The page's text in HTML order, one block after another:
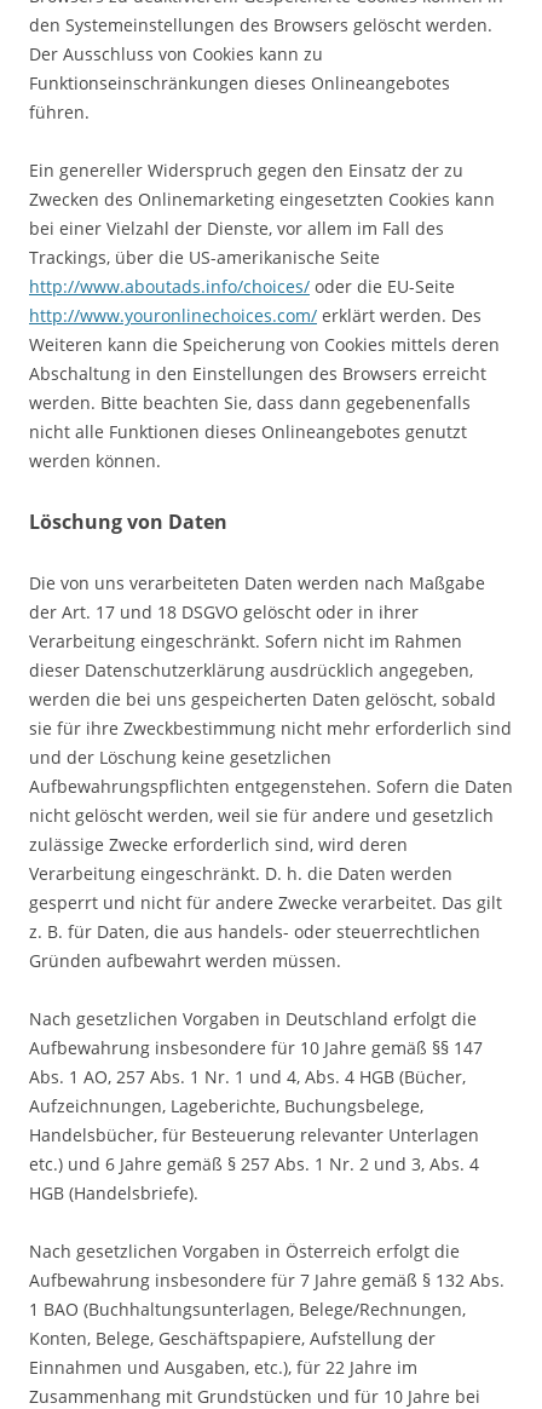
den Systemeinstellungen des Browsers gelöscht werden.
Der Ausschluss von Cookies kann zu
Funktionseinschränkungen dieses Onlineangebotes
führen.
Ein genereller Widerspruch gegen den Einsatz der zu
Zwecken des Onlinemarketing eingesetzten Cookies kann
bei einer Vielzahl der Dienste, vor allem im Fall des
Trackings, über die US-amerikanische Seite
http://www.aboutads.info/choices/ oder die EU-Seite
http://www.youronlinechoices.com/ erklärt werden. Des
Weiteren kann die Speicherung von Cookies mittels deren
Abschaltung in den Einstellungen des Browsers erreicht
werden. Bitte beachten Sie, dass dann gegebenenfalls
nicht alle Funktionen dieses Onlineangebotes genutzt
werden können.
Löschung von Daten
Die von uns verarbeiteten Daten werden nach Maßgabe
der Art. 17 und 18 DSGVO gelöscht oder in ihrer
Verarbeitung eingeschränkt. Sofern nicht im Rahmen
dieser Datenschutzerklärung ausdrücklich angegeben,
werden die bei uns gespeicherten Daten gelöscht, sobald
sie für ihre Zweckbestimmung nicht mehr erforderlich sind
und der Löschung keine gesetzlichen
Aufbewahrungspflichten entgegenstehen. Sofern die Daten
nicht gelöscht werden, weil sie für andere und gesetzlich
zulässige Zwecke erforderlich sind, wird deren
Verarbeitung eingeschränkt. D. h. die Daten werden
gesperrt und nicht für andere Zwecke verarbeitet. Das gilt
z. B. für Daten, die aus handels- oder steuerrechtlichen
Gründen aufbewahrt werden müssen.
Nach gesetzlichen Vorgaben in Deutschland erfolgt die
Aufbewahrung insbesondere für 10 Jahre gemäß §§ 147
Abs. 1 AO, 257 Abs. 1 Nr. 1 und 4, Abs. 4 HGB (Bücher,
Aufzeichnungen, Lageberichte, Buchungsbelege,
Handelsbücher, für Besteuerung relevanter Unterlagen
etc.) und 6 Jahre gemäß § 257 Abs. 1 Nr. 2 und 3, Abs. 4
HGB (Handelsbriefe).
Nach gesetzlichen Vorgaben in Österreich erfolgt die
Aufbewahrung insbesondere für 7 Jahre gemäß § 132 Abs.
1 BAO (Buchhaltungsunterlagen, Belege/Rechnungen,
Konten, Belege, Geschäftspapiere, Aufstellung der
Einnahmen und Ausgaben, etc.), für 22 Jahre im
Zusammenhang mit Grundstücken und für 10 Jahre bei